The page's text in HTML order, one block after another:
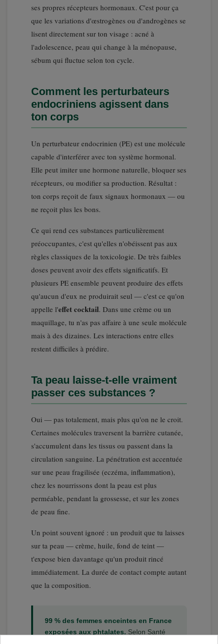
ses propres récepteurs hormonaux. C'est pour ça
que les variations d'œstrogènes ou d'androgènes se
lisent directement sur ton visage : acné à
l'adolescence, peau qui change à la ménopause,
sébum qui fluctue selon ton cycle.
Comment les perturbateurs
endocriniens agissent dans
ton corps
Un perturbateur endocrinien (PE) est une molécule
capable d'interférer avec ton système hormonal.
Elle peut imiter une hormone naturelle, bloquer ses
récepteurs, ou modifier sa production. Résultat :
ton corps reçoit de faux signaux hormonaux — ou
ne reçoit plus les bons.
Ce qui rend ces substances particulièrement
préoccupantes, c'est qu'elles n'obéissent pas aux
règles classiques de la toxicologie. De très faibles
doses peuvent avoir des effets significatifs. Et
plusieurs PE ensemble peuvent produire des effets
qu'aucun d'eux ne produirait seul — c'est ce qu'on
appelle l'effet cocktail. Dans une crème ou un
maquillage, tu n'as pas affaire à une seule molécule
mais à des dizaines. Les interactions entre elles
restent difficiles à prédire.
Ta peau laisse-t-elle vraiment
passer ces substances ?
Oui — pas totalement, mais plus qu'on ne le croit.
Certaines molécules traversent la barrière cutanée,
s'accumulent dans les tissus ou passent dans la
circulation sanguine. La pénétration est accentuée
sur une peau fragilisée (eczéma, inflammation),
chez les nourrissons dont la peau est plus
perméable, pendant la grossesse, et sur les zones
de peau fine.
Un point souvent ignoré : un produit que tu laisses
sur ta peau — crème, huile, fond de teint —
t'expose bien davantage qu'un produit rincé
immédiatement. La durée de contact compte autant
que la composition.
99 % des femmes enceintes en France
exposées aux phtalates. Selon Santé